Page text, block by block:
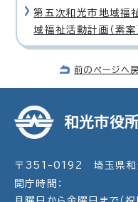
第五次和光市地域福
域福祉活動計画（素案
前のページへ
和光市役
〒351-0192 埼玉県和
開庁時間：